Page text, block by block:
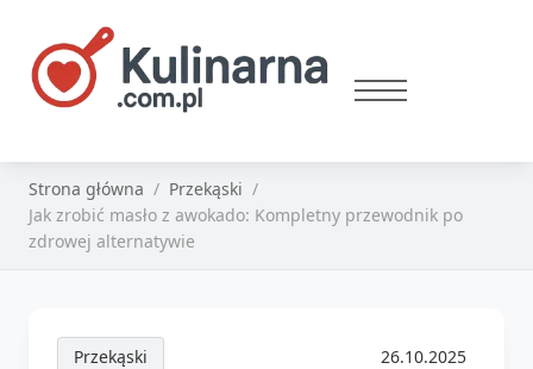
Strona główna
Przekąski
Jak zrobić masło z awokado: Kompletny przewodnik po
zdrowej alternatywie
Przekąski 26.10.2025